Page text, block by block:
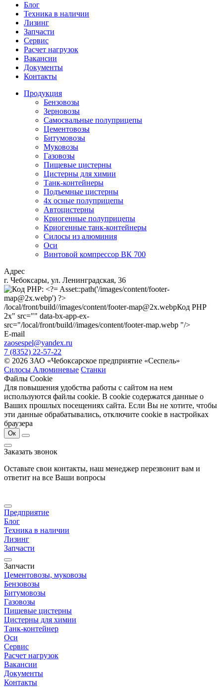
Блог
Техника в наличии
Лизинг
Запчасти
Сервис
Расчет нагрузок
Вакансии
Документы
Контакты
Продукция
Бензовозы
Зерновозы
Самосвальные полуприцепы
Цементовозы
Битумовозы
Муковозы
Газовозы
Пищевые цистерны
Цистерны для химии
Танк-контейнеры
Подъемные цистерны
4х осные полуприцепы
Автоцистерны
Криогенные полуприцепы
Криогенные танк-контейнеры
Силосы из алюминия
Оси
Винтовой компрессор ВК 700
Адрес
г. Чебоксары, ул. Ленинградская, 36
/local/front/build//images/content/footer-map@2x.webpКод PHP
2x" src="" data-bx-app-ex-
src="/local/front/build//images/content/footer-map.webp "/>
E-mail
zaosespel@yandex.ru
7 (8352) 22-57-22
© 2026 ЗАО «Чебоксарское предприятие «Сеспель»
Силосы Алюминевые Станки
Файлы Cookie
Для повышения удобства работы с сайтом на нем
используются файлы cookie. В cookie содержатся данные о
Ваших прошлых посещениях сайта. Если Вы не хотите, чтобы
эти данные обрабатывались, отключите cookie в настройках
браузера
Ок
Заказать звонок
Оставьте свои контакты, наш менеджер перезвонит вам и
ответит на все Ваши вопросы
Предприятие
Блог
Техника в наличии
Лизинг
Запчасти
Запчасти
Цементовозы, муковозы
Бензовозы
Битумовозы
Газовозы
Пищевые цистерны
Цистерны для химии
Танк-контейнер
Оси
Сервис
Расчет нагрузок
Вакансии
Документы
Контакты